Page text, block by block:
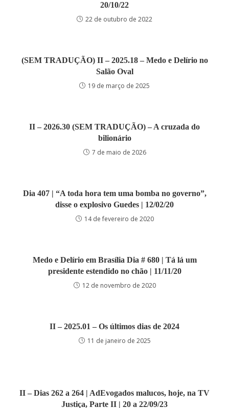
20/10/22
22 de outubro de 2022
(SEM TRADUÇÃO) II – 2025.18 – Medo e Delírio no
Salão Oval
19 de março de 2025
II – 2026.30 (SEM TRADUÇÃO) – A cruzada do
bilionário
7 de maio de 2026
Dia 407 | “A toda hora tem uma bomba no governo”,
disse o explosivo Guedes | 12/02/20
14 de fevereiro de 2020
Medo e Delírio em Brasília Dia # 680 | Tá lá um
presidente estendido no chão | 11/11/20
12 de novembro de 2020
II – 2025.01 – Os últimos dias de 2024
11 de janeiro de 2025
II – Dias 262 a 264 | AdEvogados malucos, hoje, na TV
Justiça, Parte II | 20 a 22/09/23